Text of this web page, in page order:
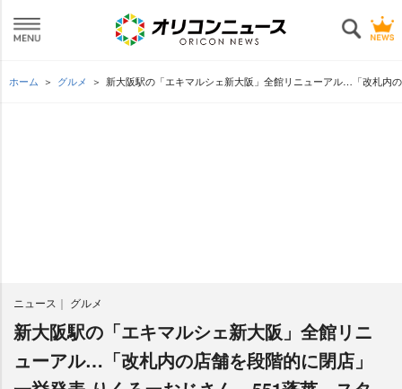
ホーム グルメ 新大阪駅の「エキマルシェ新大阪」全館リニューアル…「改札内
ニュース グルメ
新大阪駅の「エキマルシェ新大阪」全館リニ
ューアル…「改札内の店舗を段階的に閉店」